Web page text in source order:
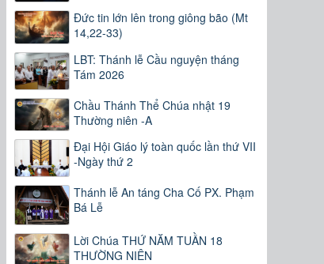
Đức tin lớn lên trong giông bão (Mt
14,22-33)
LBT: Thánh lễ Cầu nguyện tháng
Tám 2026
Chầu Thánh Thể Chúa nhật 19
Thường niên -A
Đại Hội Giáo lý toàn quốc lần thứ VII
-Ngày thứ 2
Thánh lễ An táng Cha Cố PX. Phạm
Bá Lễ
Lời Chúa THỨ NĂM TUẦN 18
THƯỜNG NIÊN